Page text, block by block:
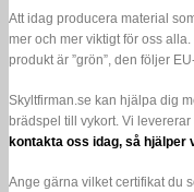
Att idag producera material
mer och mer viktigt för oss
produkt är ”grön”, den följer
Skyltfirman.se kan hjälpa dig
brädspel till vykort. Vi
kontakta oss idag, så hjälper
Ange gärna vilket certifikat du